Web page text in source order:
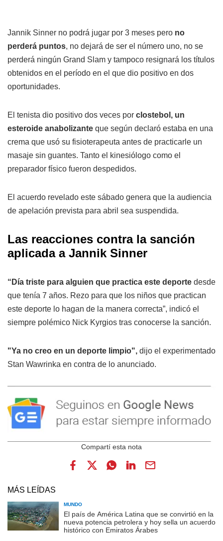
Jannik Sinner no podrá jugar por 3 meses pero no
perderá puntos, no dejará de ser el número uno, no se
perderá ningún Grand Slam y tampoco resignará los títulos
obtenidos en el período en el que dio positivo en dos
oportunidades.
El tenista dio positivo dos veces por clostebol, un
esteroide anabolizante que según declaró estaba en una
crema que usó su fisioterapeuta antes de practicarle un
masaje sin guantes. Tanto el kinesiólogo como el
preparador físico fueron despedidos.
El acuerdo revelado este sábado genera que la audiencia
de apelación prevista para abril sea suspendida.
Las reacciones contra la sanción
aplicada a Jannik Sinner
“Día triste para alguien que practica este deporte desde
que tenía 7 años. Rezo para que los niños que practican
este deporte lo hagan de la manera correcta”, indicó el
siempre polémico Nick Kyrgios tras conocerse la sanción.
"Ya no creo en un deporte limpio", dijo el experimentado
Stan Wawrinka en contra de lo anunciado.
MÁS LEÍDAS
MUNDO
El país de América Latina que se convirtió en la
nueva potencia petrolera y hoy sella un acuerdo
histórico con Emiratos Árabes